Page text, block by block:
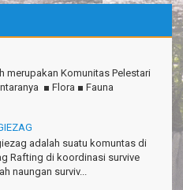
merupakan Komunitas Pelestari
■ Flora ■ Fauna
adalah suatu komuntas di
Rafting di koordinasi survive
naungan surviv...